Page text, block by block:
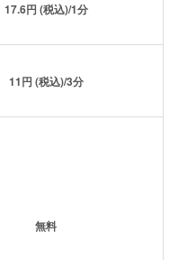
17.6円 (税込)/1分
11円 (税込)/3分
無料